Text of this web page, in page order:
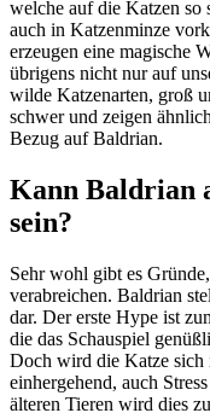
welche auf die Katzen
auch in Katzenminze
erzeugen eine magische
übrigens nicht nur auf
wilde Katzenarten, groß
schwer und zeigen
Bezug auf Baldrian.
Kann Baldrian
sein?
Sehr wohl gibt es
verabreichen. Baldrian
dar. Der erste Hype ist
die das Schauspiel
Doch wird die Katze sich
einhergehend, auch
älteren Tieren wird dies